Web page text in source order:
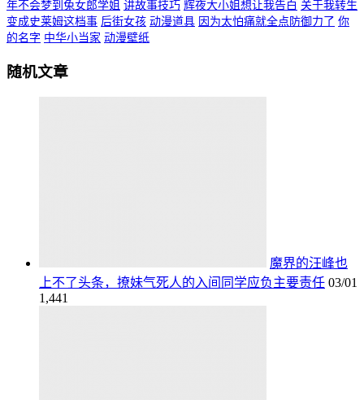
年不会梦到兔女郎学姐 讲故事技巧 辉夜大小姐想让我告白 关于我转生
变成史莱姆这档事 后街女孩 动漫道具 因为太怕痛就全点防御力了 你
的名字 中华小当家 动漫壁纸
随机文章
魔界的汪峰也
上不了头条，撩妹气死人的入间同学应负主要责任 03/01
1,441